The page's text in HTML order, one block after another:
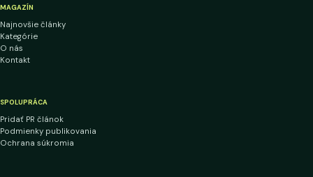
MAGAZÍN
Najnovšie články
Kategórie
O nás
Kontakt
SPOLUPRÁCA
Pridať PR článok
Podmienky publikovania
Ochrana súkromia